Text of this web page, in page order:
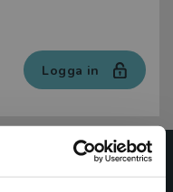
Logga in